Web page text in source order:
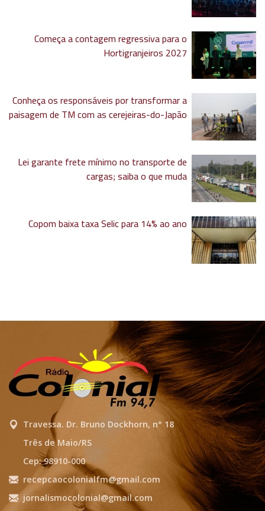
Começa a contagem regressiva para o
Hortigranjeiros 2027
Conheça os responsáveis por transformar a
paisagem de TM com as cerejeiras-do-Japão
Lei garante frete mínimo no transporte de
cargas; saiba o que muda
Copom baixa taxa Selic para 14% ao ano
Travessa. Dr. Bruno Dockhorn, n° 18
Três de Maio/RS
Cep: 98910-000
recepcaocolonialfm@gmail.com
jornalismocolonial@gmail.com